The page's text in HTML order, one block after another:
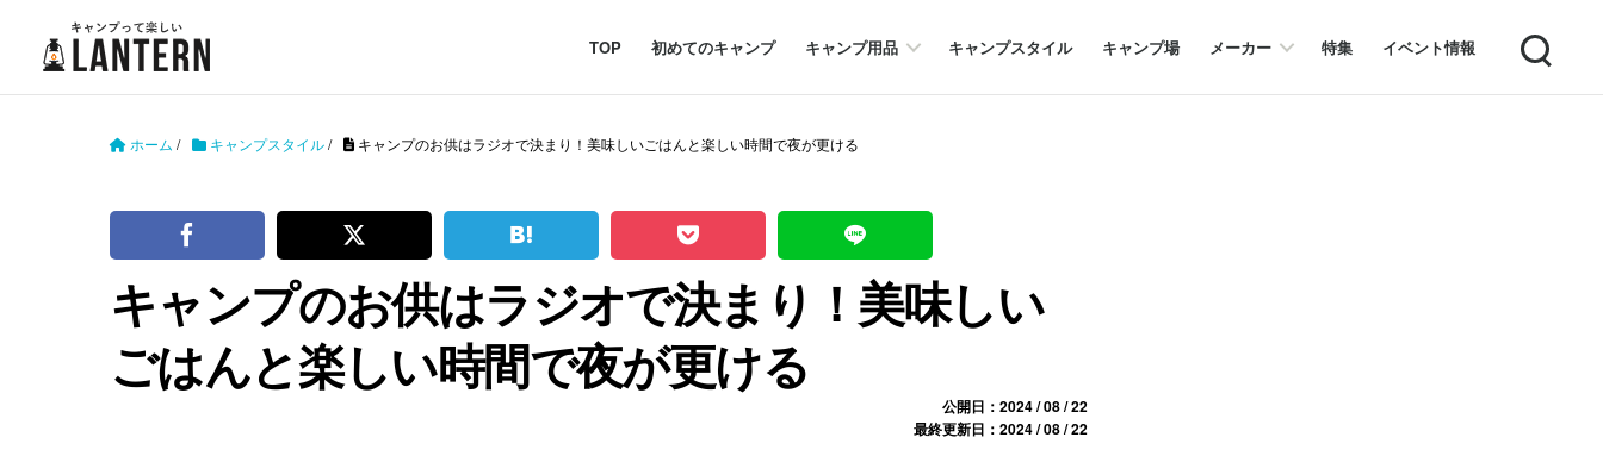
TOP 初めてのキャンプ キャンプ用品 キャンプスタイル キャンプ場 メーカー 特集 イベント情報 Search
ホーム / キャンプスタイル/ キャンプのお供はラジオで決まり！美味しいごはんと楽しい時間で夜が更ける
キャンプのお供はラジオで決まり！美味しい
ごはんと楽しい時間で夜が更ける
公開日：2024 / 08 / 22
最終更新日：2024 / 08 / 22